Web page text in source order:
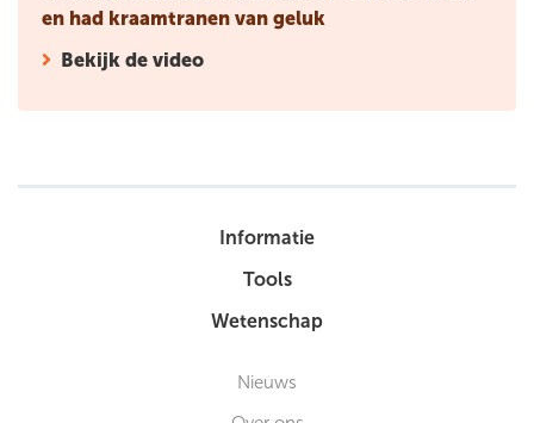
en had kraamtranen van geluk
Bekijk de video
Informatie
Tools
Wetenschap
Nieuws